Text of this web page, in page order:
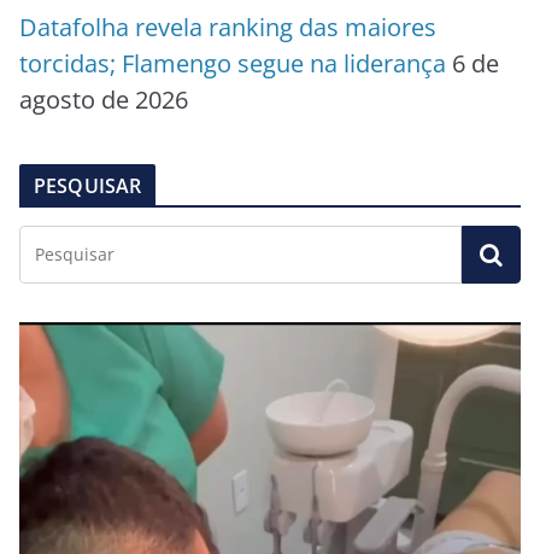
Datafolha revela ranking das maiores
torcidas; Flamengo segue na liderança 6 de
agosto de 2026
PESQUISAR